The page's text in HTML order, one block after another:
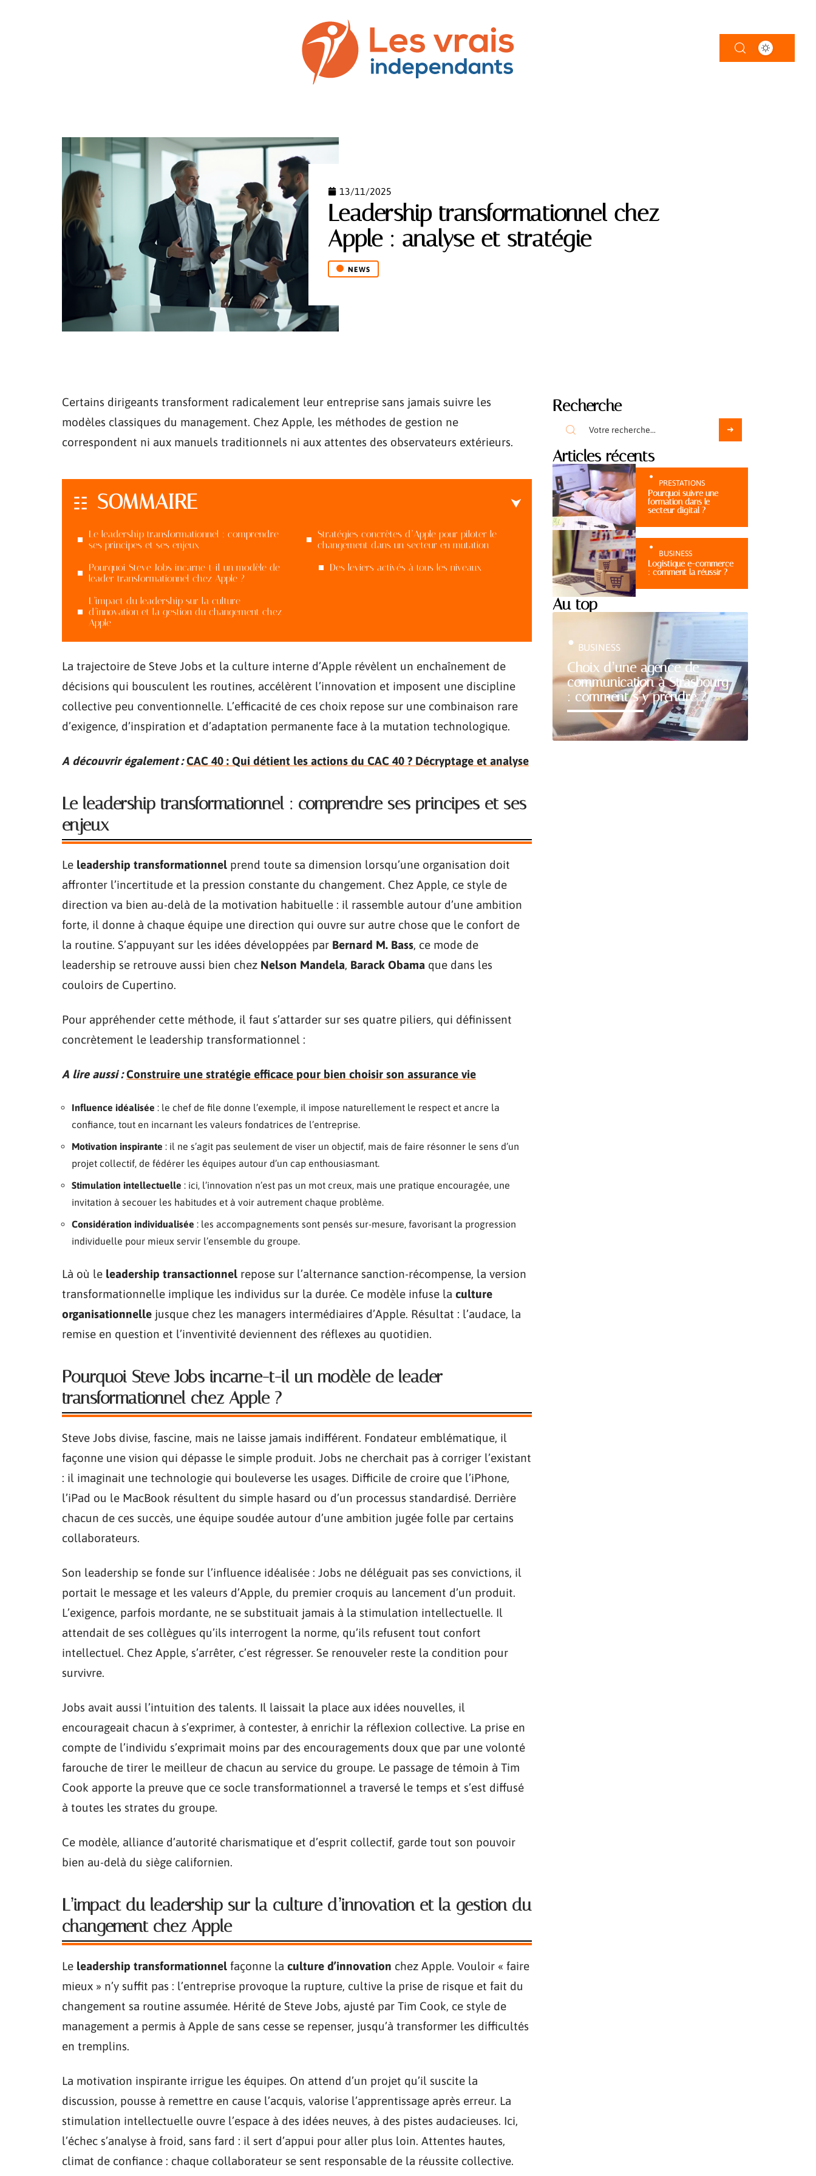
13/11/2025
Leadership transformationnel chez
Apple : analyse et stratégie
NEWS
Certains dirigeants transforment radicalement leur entreprise sans jamais suivre les
modèles classiques du management. Chez Apple, les méthodes de gestion ne
correspondent ni aux manuels traditionnels ni aux attentes des observateurs extérieurs.
SOMMAIRE
Le leadership transformationnel : comprendre
ses principes et ses enjeux
Pourquoi Steve Jobs incarne-t-il un modèle de
leader transformationnel chez Apple ?
L’impact du leadership sur la culture
d’innovation et la gestion du changement chez
Apple
Stratégies concrètes d’Apple pour piloter le
changement dans un secteur en mutation
Des leviers activés à tous les niveaux
La trajectoire de Steve Jobs et la culture interne d’Apple révèlent un enchaînement de
décisions qui bousculent les routines, accélèrent l’innovation et imposent une discipline
collective peu conventionnelle. L’efficacité de ces choix repose sur une combinaison rare
d’exigence, d’inspiration et d’adaptation permanente face à la mutation technologique.
A découvrir également : CAC 40 : Qui détient les actions du CAC 40 ? Décryptage et analyse
Le leadership transformationnel : comprendre ses principes et ses
enjeux
Le leadership transformationnel prend toute sa dimension lorsqu’une organisation doit
affronter l’incertitude et la pression constante du changement. Chez Apple, ce style de
direction va bien au-delà de la motivation habituelle : il rassemble autour d’une ambition
forte, il donne à chaque équipe une direction qui ouvre sur autre chose que le confort de
la routine. S’appuyant sur les idées développées par Bernard M. Bass, ce mode de
leadership se retrouve aussi bien chez Nelson Mandela, Barack Obama que dans les
couloirs de Cupertino.
Pour appréhender cette méthode, il faut s’attarder sur ses quatre piliers, qui définissent
concrètement le leadership transformationnel :
A lire aussi : Construire une stratégie efficace pour bien choisir son assurance vie
Influence idéalisée : le chef de file donne l’exemple, il impose naturellement le respect et ancre la
confiance, tout en incarnant les valeurs fondatrices de l’entreprise.
Motivation inspirante : il ne s’agit pas seulement de viser un objectif, mais de faire résonner le sens d’un
projet collectif, de fédérer les équipes autour d’un cap enthousiasmant.
Stimulation intellectuelle : ici, l’innovation n’est pas un mot creux, mais une pratique encouragée, une
invitation à secouer les habitudes et à voir autrement chaque problème.
Considération individualisée : les accompagnements sont pensés sur-mesure, favorisant la progression
individuelle pour mieux servir l’ensemble du groupe.
Là où le leadership transactionnel repose sur l’alternance sanction-récompense, la version
transformationnelle implique les individus sur la durée. Ce modèle infuse la culture
organisationnelle jusque chez les managers intermédiaires d’Apple. Résultat : l’audace, la
remise en question et l’inventivité deviennent des réflexes au quotidien.
Pourquoi Steve Jobs incarne-t-il un modèle de leader
transformationnel chez Apple ?
Steve Jobs divise, fascine, mais ne laisse jamais indifférent. Fondateur emblématique, il
façonne une vision qui dépasse le simple produit. Jobs ne cherchait pas à corriger l’existant
: il imaginait une technologie qui bouleverse les usages. Difficile de croire que l’iPhone,
l’iPad ou le MacBook résultent du simple hasard ou d’un processus standardisé. Derrière
chacun de ces succès, une équipe soudée autour d’une ambition jugée folle par certains
collaborateurs.
Son leadership se fonde sur l’influence idéalisée : Jobs ne déléguait pas ses convictions, il
portait le message et les valeurs d’Apple, du premier croquis au lancement d’un produit.
L’exigence, parfois mordante, ne se substituait jamais à la stimulation intellectuelle. Il
attendait de ses collègues qu’ils interrogent la norme, qu’ils refusent tout confort
intellectuel. Chez Apple, s’arrêter, c’est régresser. Se renouveler reste la condition pour
survivre.
Jobs avait aussi l’intuition des talents. Il laissait la place aux idées nouvelles, il
encourageait chacun à s’exprimer, à contester, à enrichir la réflexion collective. La prise en
compte de l’individu s’exprimait moins par des encouragements doux que par une volonté
farouche de tirer le meilleur de chacun au service du groupe. Le passage de témoin à Tim
Cook apporte la preuve que ce socle transformationnel a traversé le temps et s’est diffusé
à toutes les strates du groupe.
Ce modèle, alliance d’autorité charismatique et d’esprit collectif, garde tout son pouvoir
bien au-delà du siège californien.
L’impact du leadership sur la culture d’innovation et la gestion du
changement chez Apple
Le leadership transformationnel façonne la culture d’innovation chez Apple. Vouloir « faire
mieux » n’y suffit pas : l’entreprise provoque la rupture, cultive la prise de risque et fait du
changement sa routine assumée. Hérité de Steve Jobs, ajusté par Tim Cook, ce style de
management a permis à Apple de sans cesse se repenser, jusqu’à transformer les difficultés
en tremplins.
La motivation inspirante irrigue les équipes. On attend d’un projet qu’il suscite la
discussion, pousse à remettre en cause l’acquis, valorise l’apprentissage après erreur. La
stimulation intellectuelle ouvre l’espace à des idées neuves, à des pistes audacieuses. Ici,
l’échec s’analyse à froid, sans fard : il sert d’appui pour aller plus loin. Attentes hautes,
climat de confiance : chaque collaborateur se sent responsable de la réussite collective.
Recherche
Articles récents
PRESTATIONS
Pourquoi suivre une
formation dans le
secteur digital ?
BUSINESS
Logistique e-commerce
: comment la réussir ?
Au top
Choix d’une agence de
communication à Strasbourg
: comment s’y prendre ?
BUSINESS